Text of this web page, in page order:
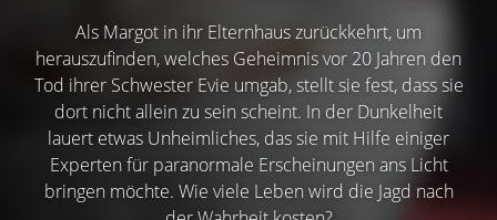
Als Margot in ihr Elternhaus zurückkehrt, um
herauszufinden, welches Geheimnis vor 20 Jahren den
Tod ihrer Schwester Evie umgab, stellt sie fest, dass sie
dort nicht allein zu sein scheint. In der Dunkelheit
lauert etwas Unheimliches, das sie mit Hilfe einiger
Experten für paranormale Erscheinungen ans Licht
bringen möchte. Wie viele Leben wird die Jagd nach